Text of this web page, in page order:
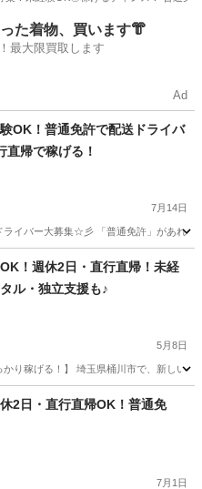
た着物、買います👘
最大限買取します
Ad
OK！普通免許で配送ドライバ
直帰で稼げる！
7月14日
ライバー大募集☆彡 「普通免許」があれ
！週休2日・直行直帰！未経
ル・独立支援も♪
5月8日
かり稼げる！】 埼玉県桶川市で、新しい
車 2日・直行直帰OK！普通免
7月1日